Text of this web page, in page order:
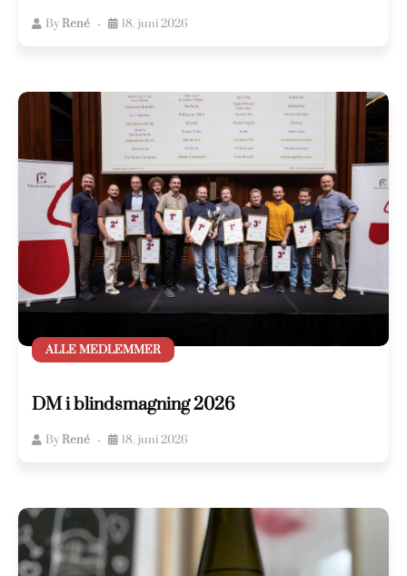
ByRené 18. juni 2026
ALLE MEDLEMMER
DM i blindsmagning 2026
ByRené 18. juni 2026